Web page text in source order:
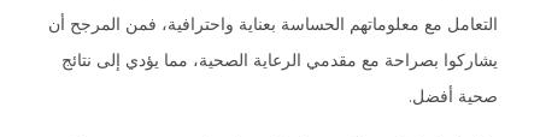
التعامل مع معلوماتهم الحساسة بعناية واحترافية، فمن المرجح أن
يشاركوا بصراحة مع مقدمي الرعاية الصحية، مما يؤدي إلى نتائج
صحية أفضل.